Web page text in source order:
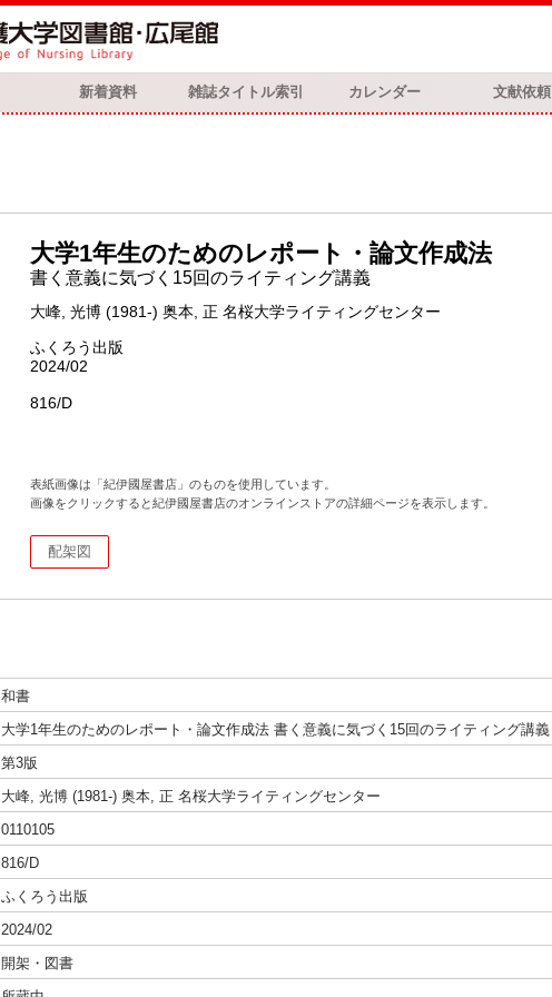
新着資料 雑誌タイトル索引 カレンダー 文献依頼
大学1年生のためのレポート・論文作成法
書く意義に気づく15回のライティング講義
大峰, 光博 (1981-) 奥本, 正 名桜大学ライティングセンター
ふくろう出版
2024/02
816/D
表紙画像は「紀伊國屋書店」のものを使用しています。
画像をクリックすると紀伊國屋書店のオンラインストアの詳細ページを表示します。
配架図
和書
大学1年生のためのレポート・論文作成法 書く意義に気づく15回のライティング講義
第3版
大峰, 光博 (1981-) 奥本, 正 名桜大学ライティングセンター
0110105
816/D
ふくろう出版
2024/02
開架・図書